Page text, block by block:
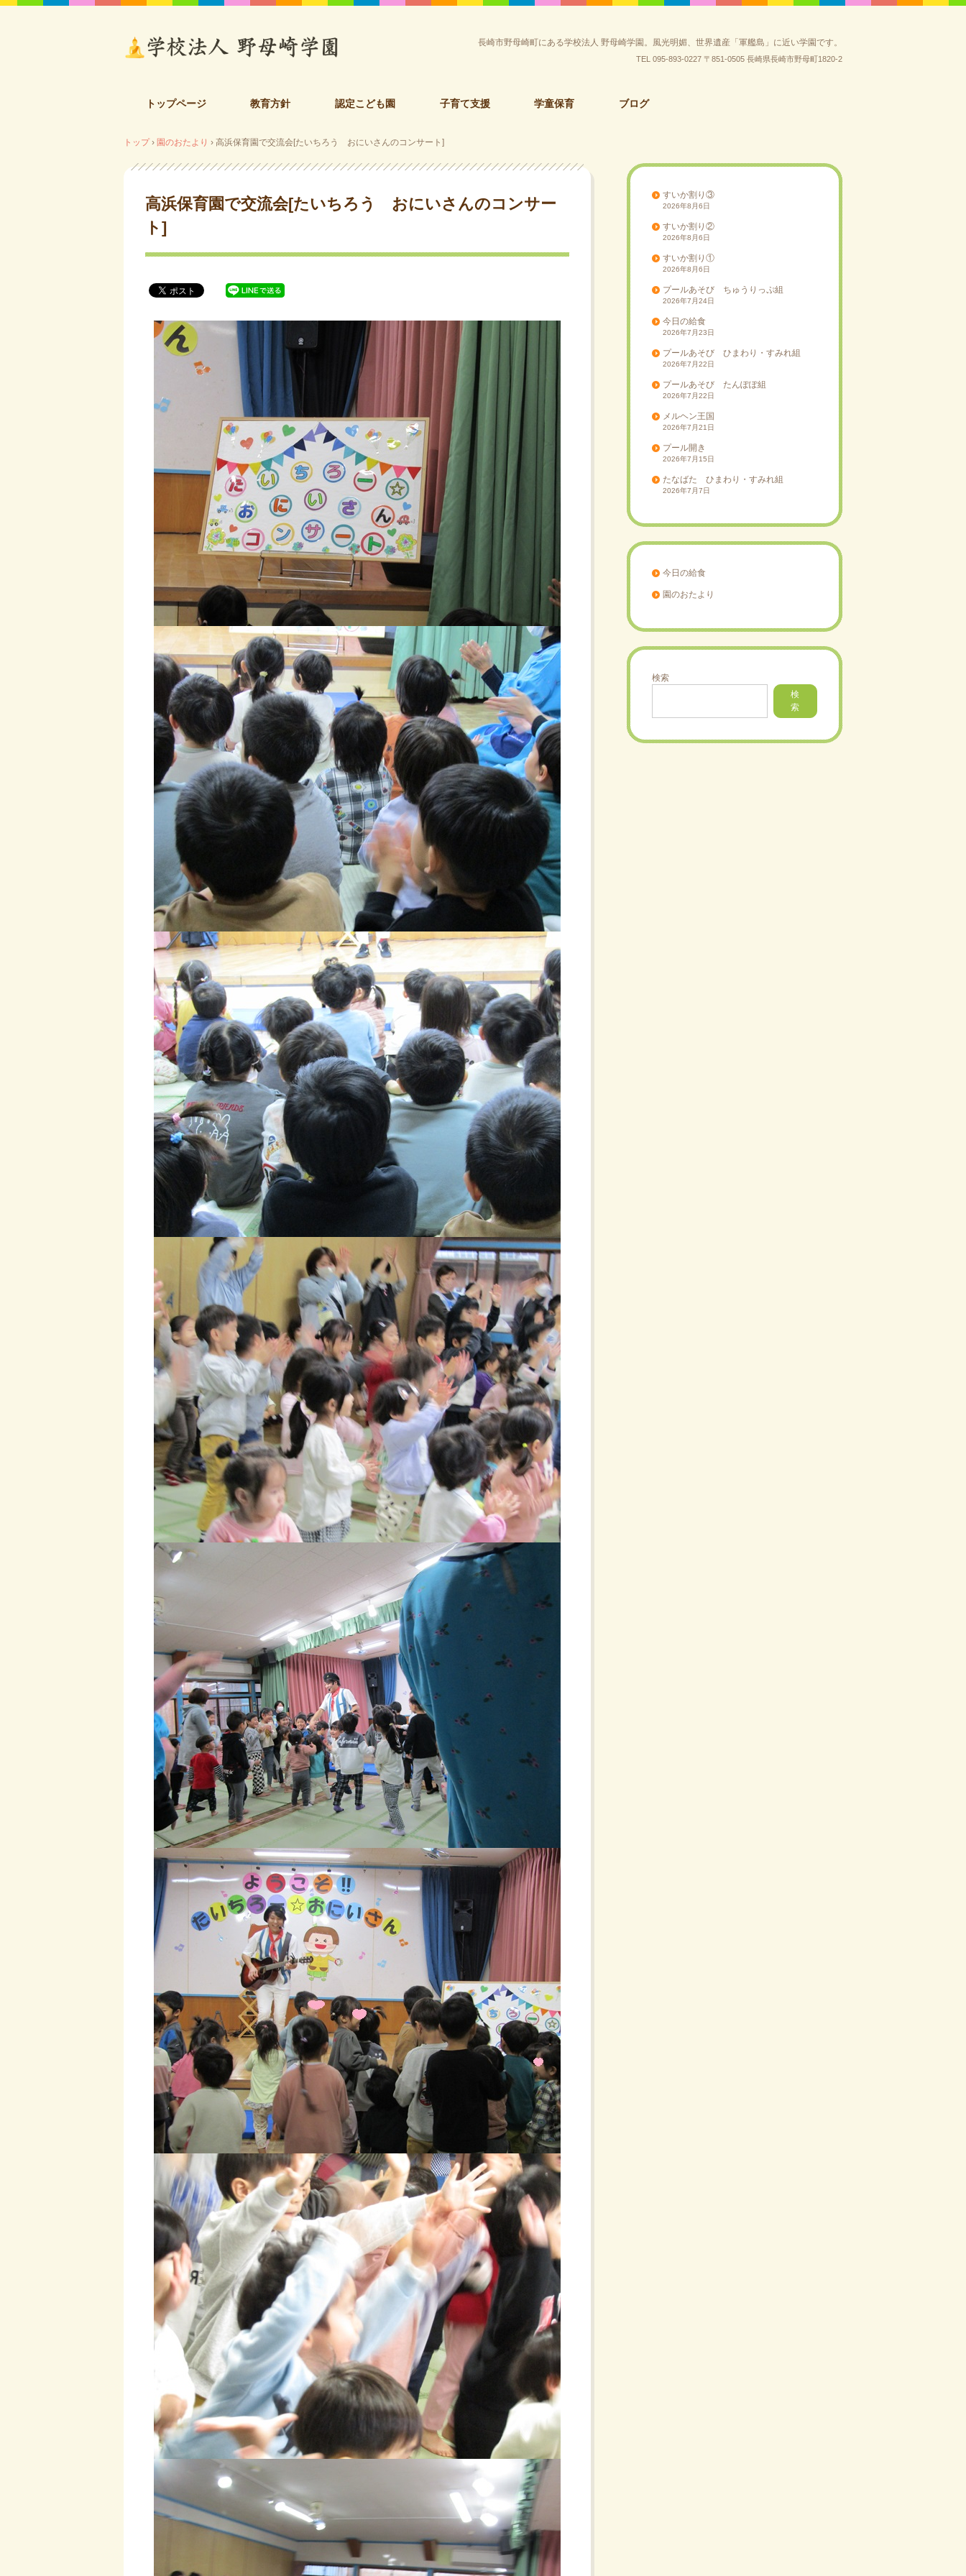
長崎市野母崎町にある学校法人 野母崎学園。風光明媚、世界遺産「軍艦島」に近い学園です。
TEL 095-893-0227 〒851-0505 長崎県長崎市野母町1820-2
トップページ 教育方針 認定こども園 子育て支援 学童保育 ブログ
トップ › 園のおたより › 高浜保育園で交流会[たいちろう おにいさんのコンサート]
高浜保育園で交流会[たいちろう おにいさんのコンサー
ト]
すいか割り③
2026年8月6日
すいか割り②
2026年8月6日
すいか割り①
2026年8月6日
プールあそび ちゅうりっぷ組
2026年7月24日
今日の給食
2026年7月23日
プールあそび ひまわり・すみれ組
2026年7月22日
プールあそび たんぽぽ組
2026年7月22日
メルヘン王国
2026年7月21日
プール開き
2026年7月15日
たなばた ひまわり・すみれ組
2026年7月7日
今日の給食
園のおたより
検索
検
索